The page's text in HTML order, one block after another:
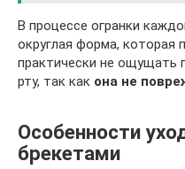
В процессе огранки
округлая форма, которая
практически не ощущать
рту, так как она не
Особенности
брекетами